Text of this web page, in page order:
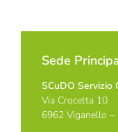
Sede
SCuDO Servizio
Via Crocetta 10
6962 Viganello –